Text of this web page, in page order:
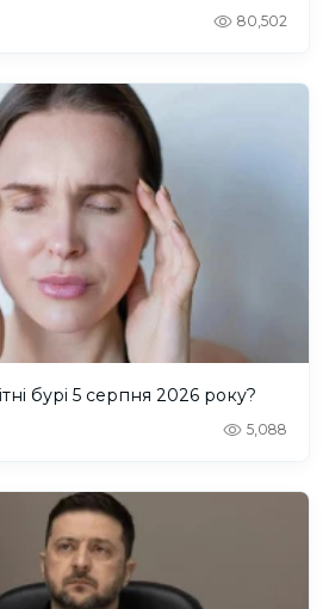
80,502
бурі 5 серпня 2026 року?
5,088